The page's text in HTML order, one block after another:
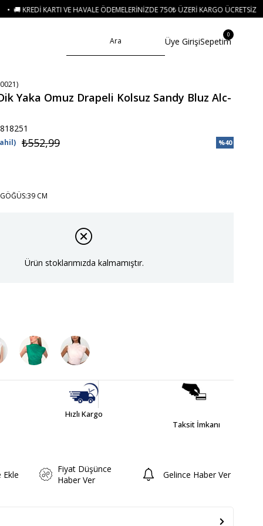
750₺ ÜZERI KARGO ÜCRETSIZ • 🛍️ YENI SEZON ÜRÜNLERINDE
Üye GirişiSepetim
0
Yaka Omuz Drapeli Kolsuz Sandy Bluz Alc-
%40
₺552,99
CM
Ürün stoklarımızda kalmamıştır.
Hızlı Kargo
Taksit İmkanı
Ekle
Fiyat Düşünce
Haber Ver
Gelince Haber Ver